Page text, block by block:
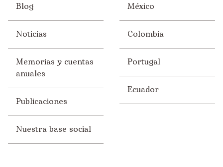
Blog
Noticias
Memorias y cuentas
anuales
Publicaciones
Nuestra base social
México
Colombia
Portugal
Ecuador